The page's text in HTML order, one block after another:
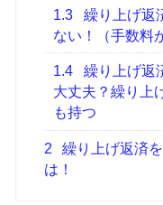
1.3
繰り上げ返
ない！（手数料
1.4
繰り上げ返
大丈夫？繰り上
も持つ
2
繰り上げ返済
は！